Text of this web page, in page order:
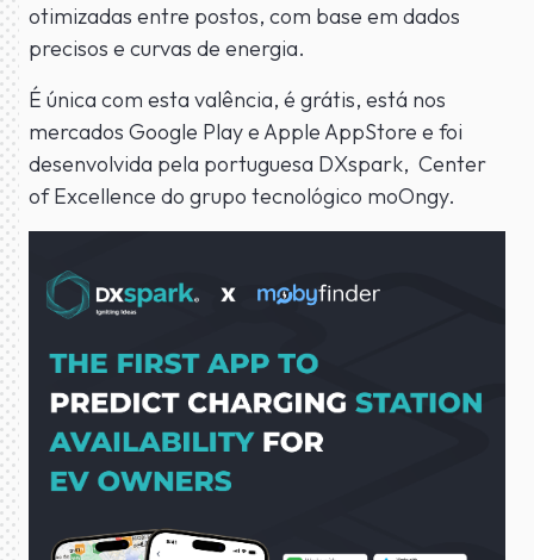
otimizadas entre postos, com base em dados
precisos e curvas de energia.
É única com esta valência, é grátis, está nos
mercados Google Play e Apple AppStore e foi
desenvolvida pela portuguesa DXspark, Center
of Excellence do grupo tecnológico moOngy.